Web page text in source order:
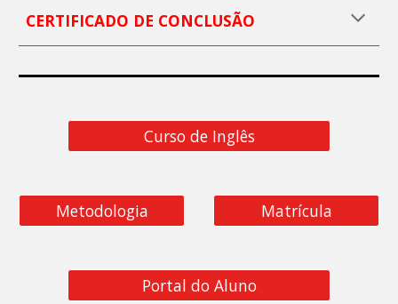
CERTIFICADO DE CONCLUSÃO
Curso de Inglês
Metodologia Matrícula
Portal do Aluno